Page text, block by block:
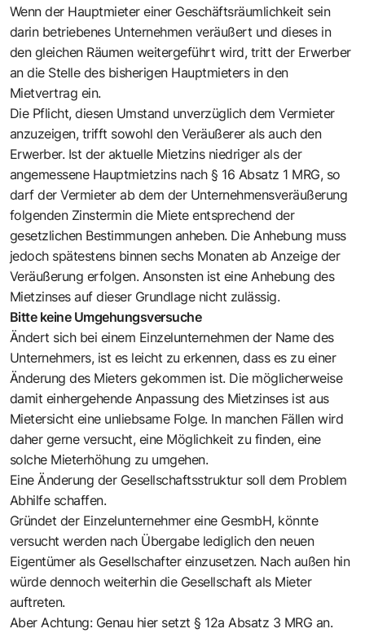
Wenn der Hauptmieter einer Geschäftsräumlichkeit sein
darin betriebenes Unternehmen veräußert und dieses in
den gleichen Räumen weitergeführt wird, tritt der Erwerber
an die Stelle des bisherigen Hauptmieters in den
Mietvertrag ein.
Die Pflicht, diesen Umstand unverzüglich dem Vermieter
anzuzeigen, trifft sowohl den Veräußerer als auch den
Erwerber. Ist der aktuelle Mietzins niedriger als der
angemessene Hauptmietzins nach § 16 Absatz 1 MRG, so
darf der Vermieter ab dem der Unternehmensveräußerung
folgenden Zinstermin die Miete entsprechend der
gesetzlichen Bestimmungen anheben. Die Anhebung muss
jedoch spätestens binnen sechs Monaten ab Anzeige der
Veräußerung erfolgen. Ansonsten ist eine Anhebung des
Mietzinses auf dieser Grundlage nicht zulässig.
Bitte keine Umgehungsversuche
Ändert sich bei einem Einzelunternehmen der Name des
Unternehmers, ist es leicht zu erkennen, dass es zu einer
Änderung des Mieters gekommen ist. Die möglicherweise
damit einhergehende Anpassung des Mietzinses ist aus
Mietersicht eine unliebsame Folge. In manchen Fällen wird
daher gerne versucht, eine Möglichkeit zu finden, eine
solche Mieterhöhung zu umgehen.
Eine Änderung der Gesellschaftsstruktur soll dem Problem
Abhilfe schaffen.
Gründet der Einzelunternehmer eine GesmbH, könnte
versucht werden nach Übergabe lediglich den neuen
Eigentümer als Gesellschafter einzusetzen. Nach außen hin
würde dennoch weiterhin die Gesellschaft als Mieter
auftreten.
Aber Achtung: Genau hier setzt § 12a Absatz 3 MRG an.